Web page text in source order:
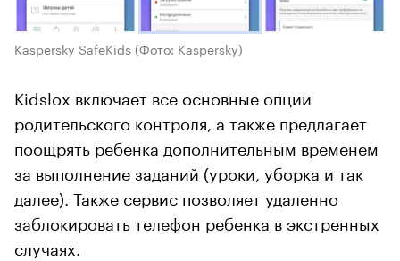
Kaspersky SafeKids (Фото: Kaspersky)
Kidslox включает все основные опции
родительского контроля, а также предлагает
поощрять ребенка дополнительным временем
за выполнение заданий (уроки, уборка и так
далее). Также сервис позволяет удаленно
заблокировать телефон ребенка в экстренных
случаях.